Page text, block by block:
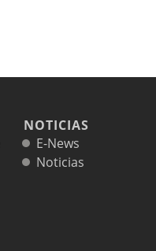
NOTICIAS
E-News
Noticias